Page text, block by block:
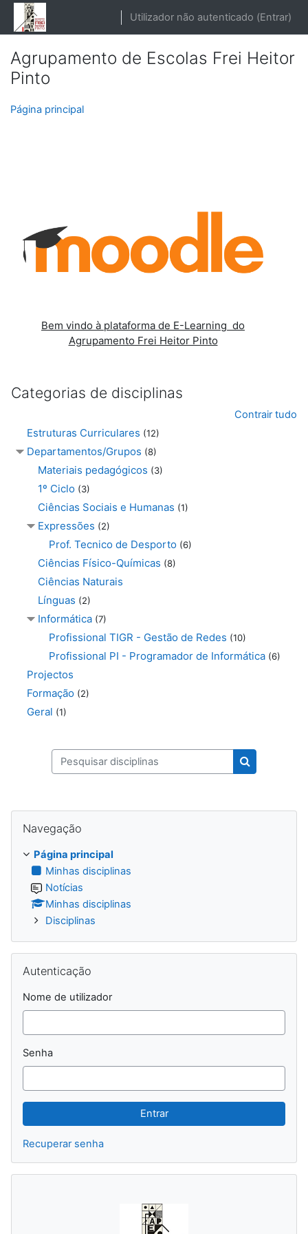
Ir para o conteúdo principal
Utilizador não autenticado (Entrar)
Agrupamento de Escolas Frei Heitor
Pinto
Página principal
Bem vindo à plataforma de E-Learning do
Agrupamento Frei Heitor Pinto
Categorias de disciplinas
Contrair tudo
Estruturas Curriculares (12)
Departamentos/Grupos (8)
Materiais pedagógicos (3)
1º Ciclo (3)
Ciências Sociais e Humanas (1)
Expressões (2)
Prof. Tecnico de Desporto (6)
Ciências Físico-Químicas (8)
Ciências Naturais
Línguas (2)
Informática (7)
Profissional TIGR - Gestão de Redes (10)
Profissional PI - Programador de Informática (6)
Projectos
Formação (2)
Geral (1)
Pesquisar disciplinas
Pesquisar
Navegação
Página principal
Minhas disciplinas
Notícias
Minhas disciplinas
Disciplinas
Autenticação
Nome de utilizador
Senha
Recuperar senha